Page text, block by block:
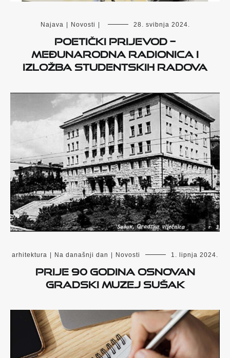
Najava Novosti 28. svibnja 2024.
Poetički prijevod –
međunarodna radionica i
izložba studentskih radova
arhitektura Na današnji dan Novosti 1. lipnja 2024.
Prije 90 godina osnovan
Gradski muzej Sušak